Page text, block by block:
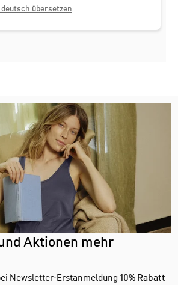
übersetzen
Aktionen mehr
Newsletter-Erstanmeldung 10% Rabatt